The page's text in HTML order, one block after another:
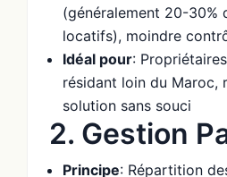
(généralement 20-30%
locatifs), moindre
Idéal pour:
résidant loin du Maroc,
solution sans souci
2. Gestion
Principe: Répartition